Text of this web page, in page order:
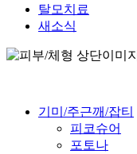
탈모치료
새소식
기미/주근깨/잡티
피코슈어
포토나